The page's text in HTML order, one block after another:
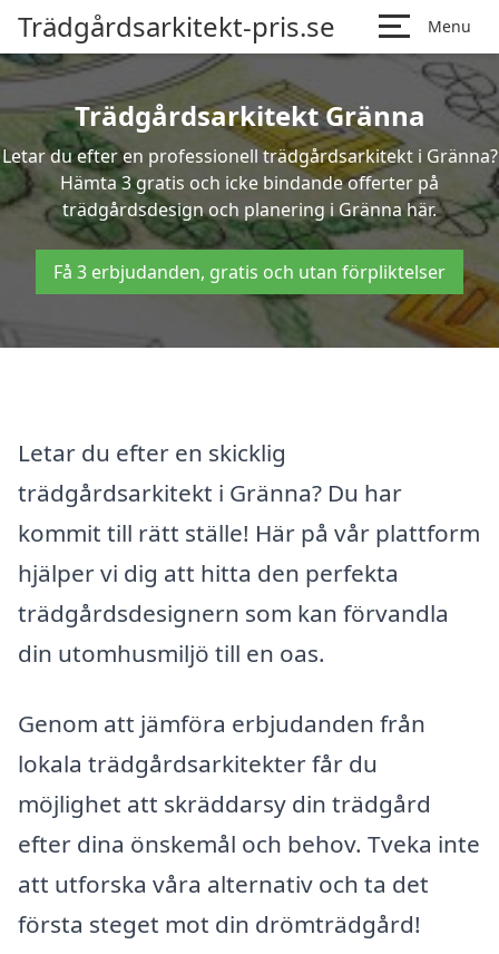
Trädgårdsarkitekt-pris.se Menu
Trädgårdsarkitekt Gränna
Letar du efter en professionell trädgårdsarkitekt i Gränna?
Hämta 3 gratis och icke bindande offerter på
trädgårdsdesign och planering i Gränna här.
Få 3 erbjudanden, gratis och utan förpliktelser
Letar du efter en skicklig
trädgårdsarkitekt i Gränna? Du har
kommit till rätt ställe! Här på vår plattform
hjälper vi dig att hitta den perfekta
trädgårdsdesignern som kan förvandla
din utomhusmiljö till en oas.
Genom att jämföra erbjudanden från
lokala trädgårdsarkitekter får du
möjlighet att skräddarsy din trädgård
efter dina önskemål och behov. Tveka inte
att utforska våra alternativ och ta det
första steget mot din drömträdgård!